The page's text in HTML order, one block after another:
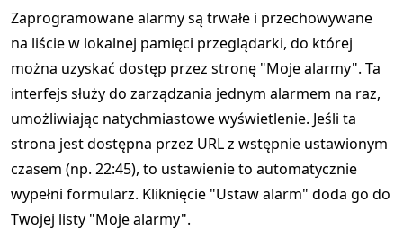
Zaprogramowane alarmy są trwałe i przechowywane
na liście w lokalnej pamięci przeglądarki, do której
można uzyskać dostęp przez stronę "Moje alarmy". Ta
interfejs służy do zarządzania jednym alarmem na raz,
umożliwiając natychmiastowe wyświetlenie. Jeśli ta
strona jest dostępna przez URL z wstępnie ustawionym
czasem (np. 22:45), to ustawienie to automatycznie
wypełni formularz. Kliknięcie "Ustaw alarm" doda go do
Twojej listy "Moje alarmy".